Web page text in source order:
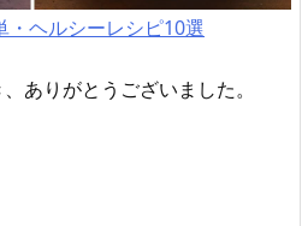
・ヘルシーレシピ10選
ありがとうございました。